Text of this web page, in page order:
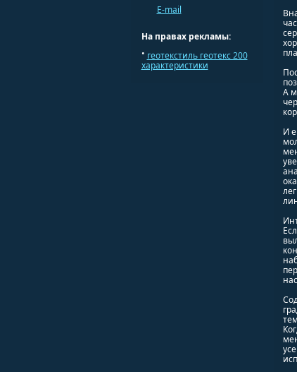
А
И
E-mail
На правах рекламы:
• геотекстиль геотекс 200
характеристики